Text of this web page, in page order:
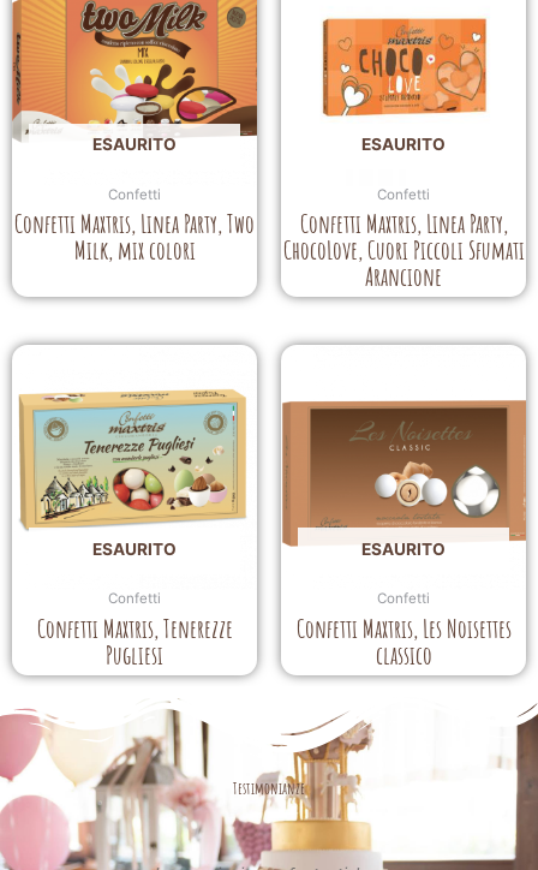
ESAURITO
Confetti
Confetti Maxtris, Linea Party, Two
Milk, mix colori
ESAURITO
Confetti
Confetti Maxtris, Linea Party,
ChocoLove, Cuori Piccoli Sfumati
Arancione
ESAURITO
Confetti
Confetti Maxtris, Tenerezze
Pugliesi
ESAURITO
Confetti
Confetti Maxtris, Les Noisettes
classico
Testimonianze